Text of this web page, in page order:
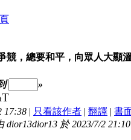
競，總要和平，向眾人大顯溫
»
tT
17:38 | 只看該作者 | 翻譯 | 書
dior13dior13 於 2023/7/2